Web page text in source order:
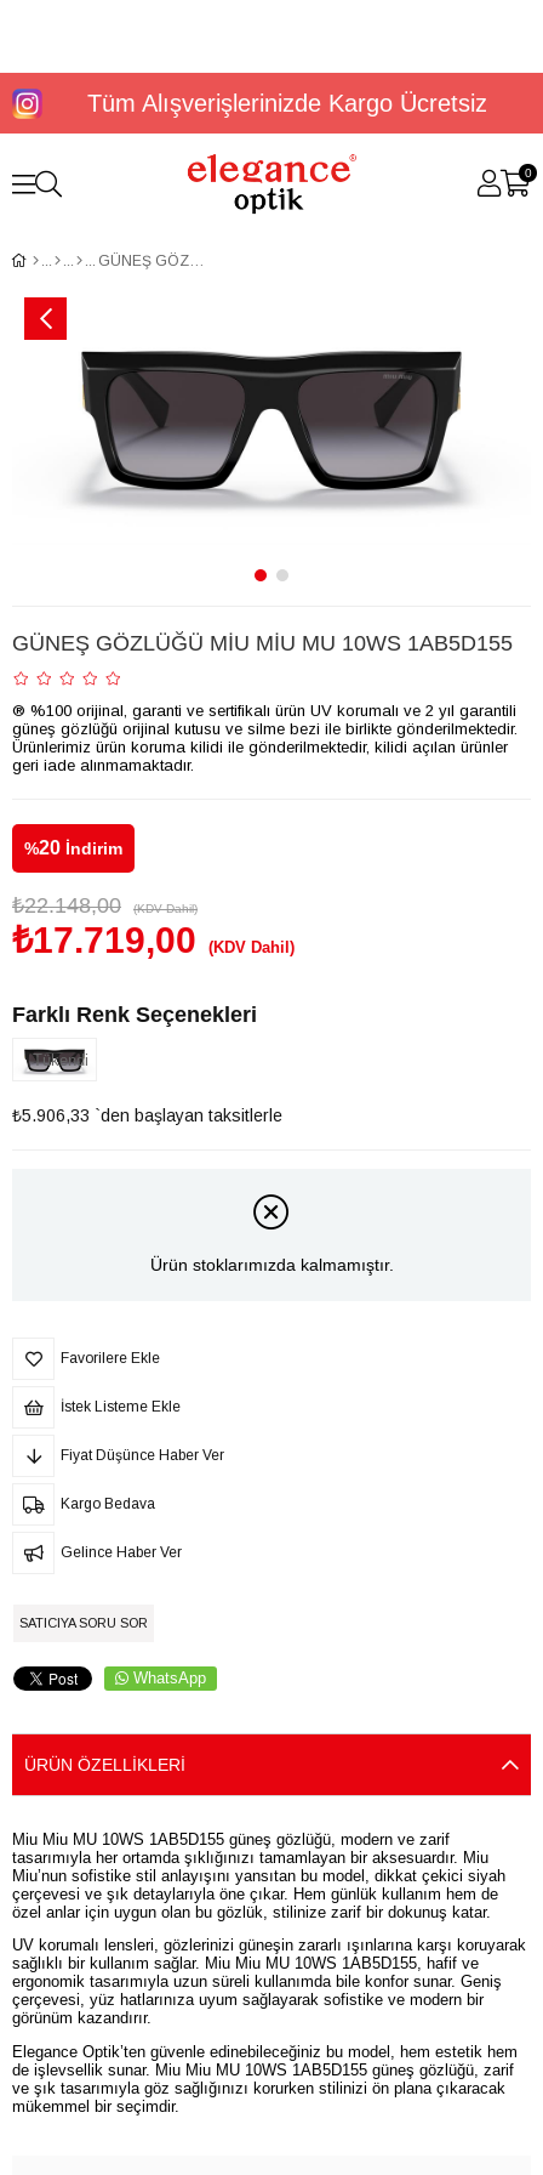
Tüm Alışverişlerinizde Kargo Ücretsiz
0
GÜNEŞ GÖZLÜĞÜ MİU MİU MU 10WS 1AB5D155
GÜNEŞ GÖZLÜĞÜ MİU MİU MU 10WS 1AB5D155
® %100 orijinal, garanti ve sertifikalı ürün UV korumalı ve 2 yıl garantili
güneş gözlüğü orijinal kutusu ve silme bezi ile birlikte gönderilmektedir.
Ürünlerimiz ürün koruma kilidi ile gönderilmektedir, kilidi açılan ürünler
geri iade alınmamaktadır.
%20 İndirim
₺22.148,00 (KDV Dahil)
₺17.719,00 (KDV Dahil)
Farklı Renk Seçenekleri
Tükendi
₺5.906,33 `den başlayan taksitlerle
Ürün stoklarımızda kalmamıştır.
Favorilere Ekle
İstek Listeme Ekle
Fiyat Düşünce Haber Ver
Kargo Bedava
Gelince Haber Ver
SATICIYA SORU SOR
WhatsApp
ÜRÜN ÖZELLIKLERI
Miu Miu MU 10WS 1AB5D155 güneş gözlüğü, modern ve zarif
tasarımıyla her ortamda şıklığınızı tamamlayan bir aksesuardır. Miu
Miu’nun sofistike stil anlayışını yansıtan bu model, dikkat çekici siyah
çerçevesi ve şık detaylarıyla öne çıkar. Hem günlük kullanım hem de
özel anlar için uygun olan bu gözlük, stilinize zarif bir dokunuş katar.
UV korumalı lensleri, gözlerinizi güneşin zararlı ışınlarına karşı koruyarak
sağlıklı bir kullanım sağlar. Miu Miu MU 10WS 1AB5D155, hafif ve
ergonomik tasarımıyla uzun süreli kullanımda bile konfor sunar. Geniş
çerçevesi, yüz hatlarınıza uyum sağlayarak sofistike ve modern bir
görünüm kazandırır.
Elegance Optik’ten güvenle edinebileceğiniz bu model, hem estetik hem
de işlevsellik sunar. Miu Miu MU 10WS 1AB5D155 güneş gözlüğü, zarif
ve şık tasarımıyla göz sağlığınızı korurken stilinizi ön plana çıkaracak
mükemmel bir seçimdir.